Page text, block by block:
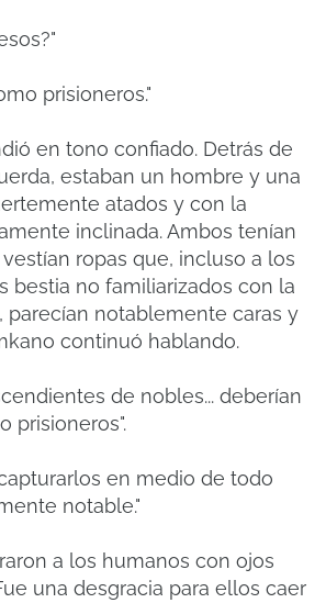
prisioneros."
en tono confiado. Detrás de
estaban un hombre y una
atados y con la
inclinada. Ambos tenían
ropas que, incluso a los
bestia no familiarizados con la
parecían notablemente caras y
continuó hablando.
de nobles... deberían
prisioneros".
en medio de todo
notable."
a los humanos con ojos
una desgracia para ellos caer